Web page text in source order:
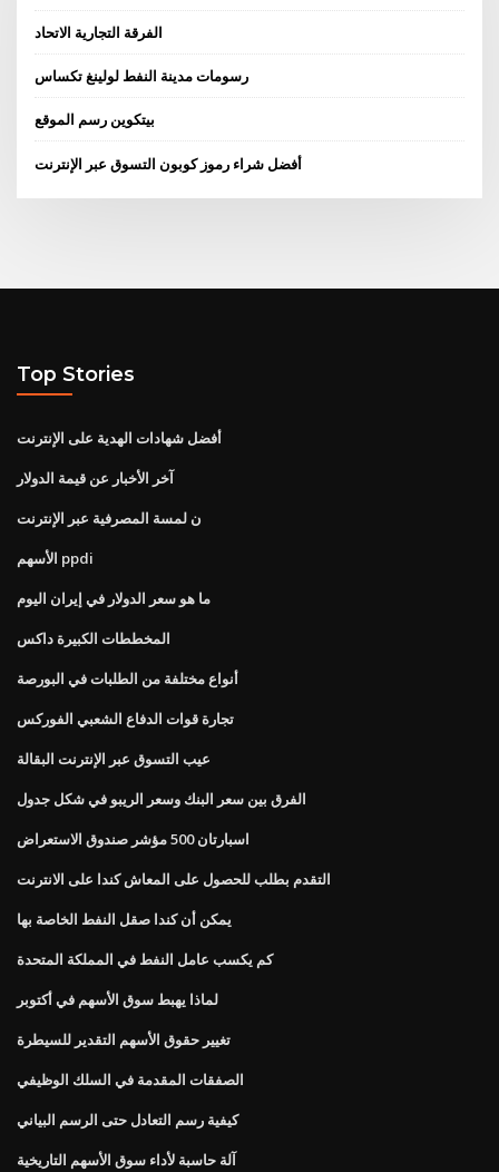
الفرقة التجارية الاتحاد
رسومات مدينة النفط لولينغ تكساس
بيتكوين رسم الموقع
أفضل شراء رموز كوبون التسوق عبر الإنترنت
Top Stories
أفضل شهادات الهدية على الإنترنت
آخر الأخبار عن قيمة الدولار
ن لمسة المصرفية عبر الإنترنت
الأسهم ppdi
ما هو سعر الدولار في إيران اليوم
المخططات الكبيرة داكس
أنواع مختلفة من الطلبات في البورصة
تجارة قوات الدفاع الشعبي الفوركس
عيب التسوق عبر الإنترنت البقالة
الفرق بين سعر البنك وسعر الريبو في شكل جدول
اسبارتان 500 مؤشر صندوق الاستعراض
التقدم بطلب للحصول على المعاش كندا على الانترنت
يمكن أن كندا صقل النفط الخاصة بها
كم يكسب عامل النفط في المملكة المتحدة
لماذا يهبط سوق الأسهم في أكتوبر
تغيير حقوق الأسهم التقدير للسيطرة
الصفقات المقدمة في السلك الوظيفي
كيفية رسم التعادل حتى الرسم البياني
آلة حاسبة لأداء سوق الأسهم التاريخية